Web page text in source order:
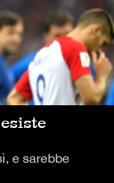
e sarebbe